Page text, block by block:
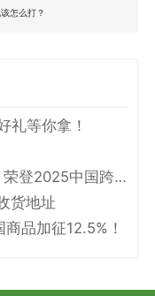
怎么打？
礼等你拿！
喜讯！大森林物流创始人 Forest 荣登2025中国跨境电商物流名人堂！
货地址
品加征12.5%！